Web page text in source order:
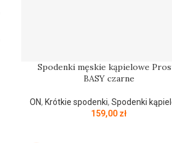
Spodenki męskie kąpielowe
BASY czarne
ON, Krótkie spodenki,Spodenki
159,00 zł